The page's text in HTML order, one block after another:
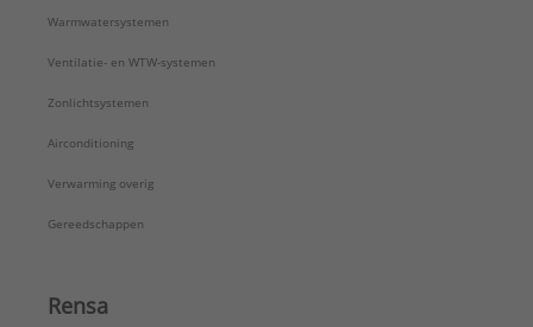
Warmwatersystemen
Ventilatie- en WTW-systemen
Zonlichtsystemen
Airconditioning
Verwarming overig
Gereedschappen
Rensa